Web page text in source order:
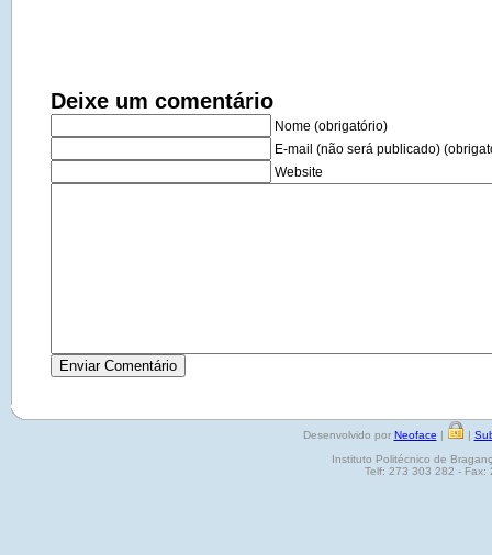
Deixe um comentário
Nome (obrigatório)
E-mail (não será publicado)
Website
Desenvolvido por Neoface | |
Instituto Politécnico de
Telf: 273 303 282 - Fax: